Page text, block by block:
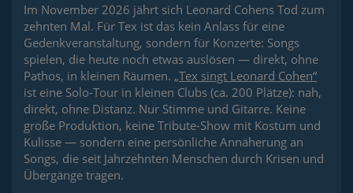
Im November 2026 jährt sich Leonard Cohens Tod zum
zehnten Mal. Für Tex ist das kein Anlass für eine
Gedenkveranstaltung, sondern für Konzerte: Songs
spielen, die heute noch etwas auslösen — direkt, ohne
Pathos, in kleinen Räumen. „Tex singt Leonard Cohen“
ist eine Solo-Tour in kleinen Clubs (ca. 200 Plätze): nah,
direkt, ohne Distanz. Nur Stimme und Gitarre. Keine
große Produktion, keine Tribute-Show mit Kostüm und
Kulisse — sondern eine persönliche Annäherung an
Songs, die seit Jahrzehnten Menschen durch Krisen und
Übergänge tragen.